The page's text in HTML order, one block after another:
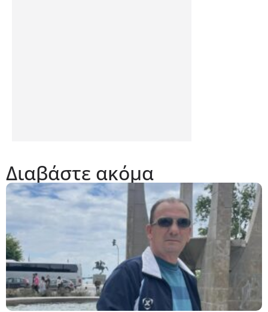
Διαβάστε ακόμα